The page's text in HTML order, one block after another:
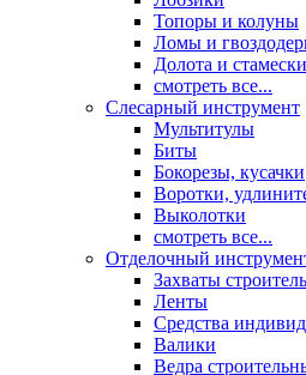
Топоры и колуны
Ломы и
Долота и стамески
смотреть все...
Слесарный инструмент
Мультитулы
Биты
Бокорезы, кусачки
Воротки,
Выколотки
смотреть все...
Отделочный
Захваты
Ленты
Средства
Валики
Ведра